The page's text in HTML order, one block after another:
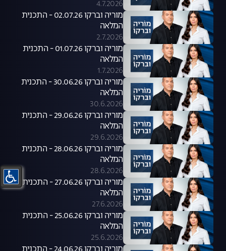
4.7.2026
מוריה וברקו 02.07.26 - התכנית
המלאה
2.7.2026
מוריה וברקו 01.07.26 - התכנית
המלאה
1.7.2026
מוריה וברקו 30.06.26 - התכנית
המלאה
30.6.2026
מוריה וברקו 29.06.26 - התכנית
המלאה
29.6.2026
מוריה וברקו 28.06.26 - התכנית
המלאה
28.6.2026
מוריה וברקו 27.06.26 - התכנית
המלאה
27.6.2026
מוריה וברקו 25.06.26 - התכנית
המלאה
25.6.2026